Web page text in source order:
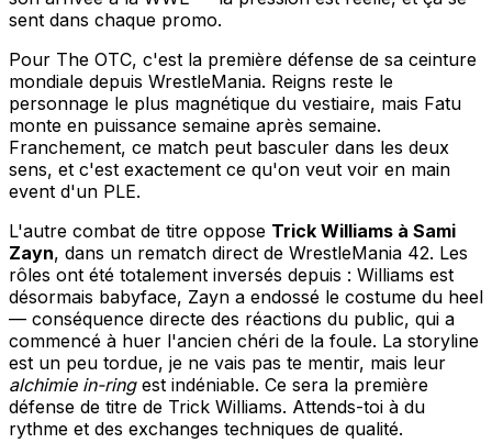
sent dans chaque promo.
Pour The OTC, c'est la première défense de sa ceinture
mondiale depuis WrestleMania. Reigns reste le
personnage le plus magnétique du vestiaire, mais Fatu
monte en puissance semaine après semaine.
Franchement, ce match peut basculer dans les deux
sens, et c'est exactement ce qu'on veut voir en main
event d'un PLE.
L'autre combat de titre oppose Trick Williams à Sami
Zayn, dans un rematch direct de WrestleMania 42. Les
rôles ont été totalement inversés depuis : Williams est
désormais babyface, Zayn a endossé le costume du heel
— conséquence directe des réactions du public, qui a
commencé à huer l'ancien chéri de la foule. La storyline
est un peu tordue, je ne vais pas te mentir, mais leur
alchimie in-ringest indéniable. Ce sera la première
défense de titre de Trick Williams. Attends-toi à du
rythme et des exchanges techniques de qualité.